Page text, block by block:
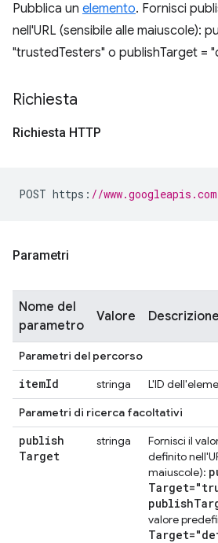
Pubblica un elemento. Fornisci
nell'URL (sensibile alle maiuscole):
"trustedTesters" o publishTarget =
Richiesta
Richiesta HTTP
POST https : //
Parametri
Nome del
parametro
Valore Descrizione
Parametri del percorso
itemId stringa
L'ID
Parametri di ricerca facoltativi
publish
Target
stringa Fornisci il
definito
maiuscole):
publish
valore